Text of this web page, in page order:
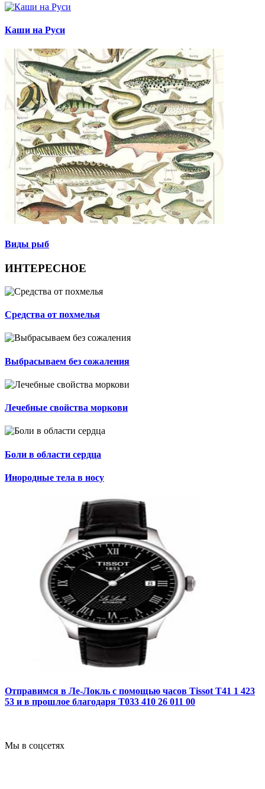
Каши на Руси
Виды рыб
ИНТЕРЕСНОЕ
Средства от похмелья
Выбрасываем без сожаления
Лечебные свойства моркови
Боли в области сердца
Инородные тела в носу
Отправимся в Ле-Локль с помощью часов Tissot T41 1 423
53 и в прошлое благодаря T033 410 26 011 00
Мы в соцсетях